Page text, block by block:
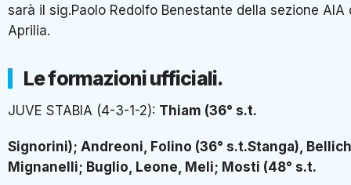
sarà il sig.Paolo Redolfo Benestante della sezione AIA
Aprilia.
Le formazioni ufficiali.
JUVE STABIA (4-3-1-2): Thiam (36° s.t.
Signorini); Andreoni, Folino (36° s.t.Stanga),
Mignanelli; Buglio, Leone, Meli; Mosti (48° s.t.